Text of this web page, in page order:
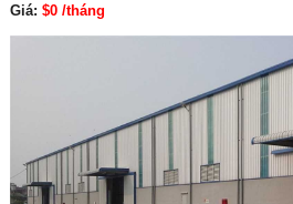
Giá: $0 /tháng